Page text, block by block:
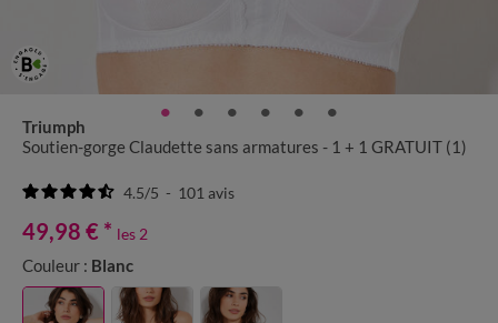
Triumph
Soutien-gorge Claudette sans armatures - 1 + 1 GRATUIT (1)
4.5/5 - 101 avis
49,98 € * les 2
Couleur : Blanc